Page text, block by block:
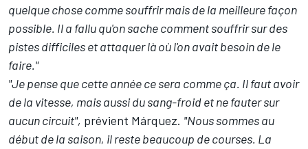
quelque chose comme souffrir mais de la meilleure façon
possible. Il a fallu qu'on sache comment souffrir sur des
pistes difficiles et attaquer là où l'on avait besoin de le
faire."
"Je pense que cette année ce sera comme ça. Il faut avoir
de la vitesse, mais aussi du sang-froid et ne fauter sur
aucun circuit", prévient Márquez. "Nous sommes au
début de la saison, il reste beaucoup de courses. La